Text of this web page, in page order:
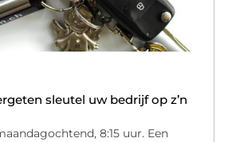
sleutel uw bedrijf op z’n
8:15 uur. Een